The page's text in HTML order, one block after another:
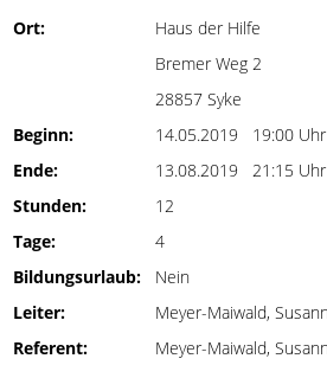
Ort:
Haus der Hilfe
Bremer Weg 2
28857 Syke
Beginn:
14.05.2019 19:00 Uhr
Ende:
13.08.2019 21:15 Uhr
Stunden:
12
Tage:
4
Bildungsurlaub:
Nein
Leiter:
Meyer-Maiwald,
Referent:
Meyer-Maiwald,